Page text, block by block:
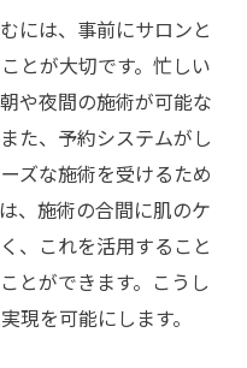
には、事前にサロンと
とが大切です。忙しい
や夜間の施術が可能な
た、予約システムがし
ズな施術を受けるため
、施術の合間に肌のケ
、これを活用すること
とができます。こうし
現を可能にします。